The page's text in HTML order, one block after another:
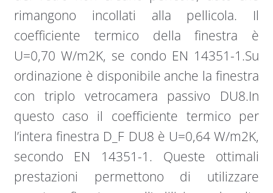
rimangono incollati alla pellicola. Il
coefficiente termico della finestra è
U=0,70 W/m2K, se condo EN 14351-1.Su
ordinazione è disponibile anche la finestra
con triplo vetrocamera passivo DU8.In
questo caso il coefficiente termico per
l’intera finestra D_F DU8 è U=0,64 W/m2K,
secondo EN 14351-1. Queste ottimali
prestazioni permettono di utilizzare